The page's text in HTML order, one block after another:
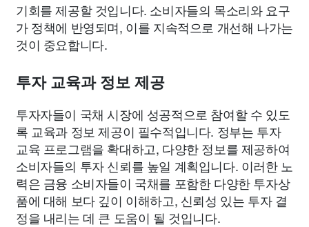
기회를 제공할 것입니다. 소비자들의 목소리와 요구
가 정책에 반영되며, 이를 지속적으로 개선해 나가는
것이 중요합니다.
투자 교육과 정보 제공
투자자들이 국채 시장에 성공적으로 참여할 수 있도
록 교육과 정보 제공이 필수적입니다. 정부는 투자
교육 프로그램을 확대하고, 다양한 정보를 제공하여
소비자들의 투자 신뢰를 높일 계획입니다. 이러한 노
력은 금융 소비자들이 국채를 포함한 다양한 투자상
품에 대해 보다 깊이 이해하고, 신뢰성 있는 투자 결
정을 내리는 데 큰 도움이 될 것입니다.